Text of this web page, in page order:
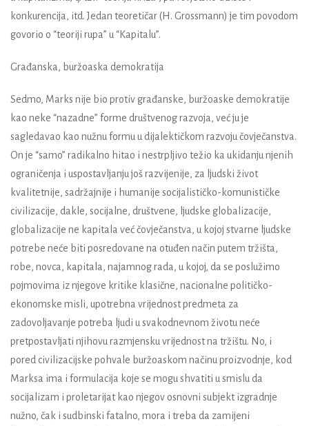
konkurencija, itd. Jedan teoretičar (H. Grossmann) je tim povodom
govorio o “teoriji rupa” u “Kapitalu”.
Građanska, buržoaska demokratija
Sedmo, Marks nije bio protiv građanske, buržoaske demokratije
kao neke “nazadne” forme društvenog razvoja, već ju je
sagledavao kao nužnu formu u dijalektičkom razvoju čovječanstva.
On je “samo” radikalno hitao i nestrpljivo težio ka ukidanju njenih
ograničenja i uspostavljanju još razvijenije, za ljudski život
kvalitetnije, sadržajnije i humanije socijalističko-komunističke
civilizacije, dakle, socijalne, društvene, ljudske globalizacije,
globalizacije ne kapitala već čovječanstva, u kojoj stvarne ljudske
potrebe neće biti posredovane na otuđen način putem tržišta,
robe, novca, kapitala, najamnog rada, u kojoj, da se poslužimo
pojmovima iz njegove kritike klasične, nacionalne političko-
ekonomske misli, upotrebna vrijednost predmeta za
zadovoljavanje potreba ljudi u svakodnevnom životu neće
pretpostavljati njihovu razmjensku vrijednost na tržištu. No, i
pored civilizacijske pohvale buržoaskom načinu proizvodnje, kod
Marksa ima i formulacija koje se mogu shvatiti u smislu da
socijalizam i proletarijat kao njegov osnovni subjekt izgradnje
nužno, čak i sudbinski fatalno, mora i treba da zamijeni